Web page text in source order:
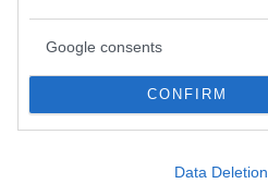
Google consents
CONFIRM
Data Deletion